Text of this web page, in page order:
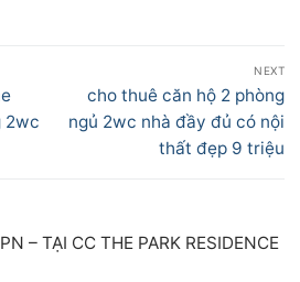
2wc
NEXT
Next
post:
cho thuê căn hộ 2 phòng
ngủ 2wc nhà đầy đủ có nội
thất đẹp 9 triệu
– TẠI CC THE PARK RESIDENCE